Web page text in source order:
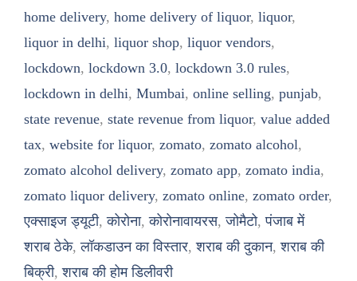
home delivery, home delivery of liquor, liquor,
liquor in delhi, liquor shop, liquor vendors,
lockdown, lockdown 3.0, lockdown 3.0 rules,
lockdown in delhi, Mumbai, online selling, punjab,
state revenue, state revenue from liquor, value added
tax, website for liquor, zomato, zomato alcohol,
zomato alcohol delivery, zomato app, zomato india,
zomato liquor delivery, zomato online, zomato order,
एक्साइज ड्यूटी,कोरोना,कोरोनावायरस,जोमैटो,पंजाब में
शराब ठेके,लॉकडाउन का विस्तार,शराब की दुकान,शराब की
बिक्री,शराब की होम डिलीवरी